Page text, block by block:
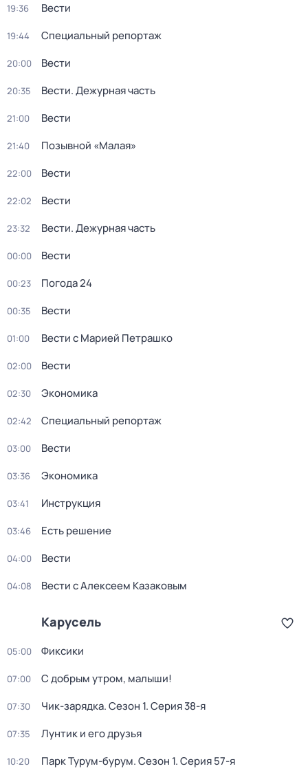
19:36 Вести
19:44 Специальный репортаж
20:00 Вести
20:35 Вести. Дежурная часть
21:00 Вести
21:40 Позывной «Малая»
22:00 Вести
22:02 Вести
23:32 Вести. Дежурная часть
00:00 Вести
00:23 Погода 24
00:35 Вести
01:00 Вести с Марией Петрашко
02:00 Вести
02:30 Экономика
02:42 Специальный репортаж
03:00 Вести
03:36 Экономика
03:41 Инструкция
03:46 Есть решение
04:00 Вести
04:08 Вести с Алексеем Казаковым
Карусель
05:00 Фиксики
07:00 С добрым утром, малыши!
07:30 Чик-зарядка. Сезон 1. Серия 38-я
07:35 Лунтик и его друзья
10:20 Парк Турум-бурум. Сезон 1. Серия 57-я